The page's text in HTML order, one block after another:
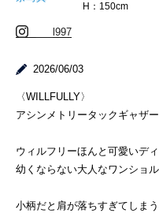
150cm
___l997
2026/06/03
〈WILLFULLY〉
アシンメトリータックギャザ
ウィルフリーほんと可愛いデ
幼くならない大人なワンショ
小柄だと肩が落ちすぎてしま